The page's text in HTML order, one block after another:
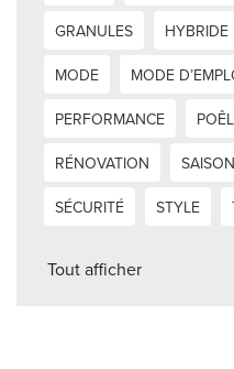
GRANULES
HYBRIDE
MODE
MODE
PERFORMANCE
RÉNOVATION
SÉCURITÉ
STYLE
Tout afficher